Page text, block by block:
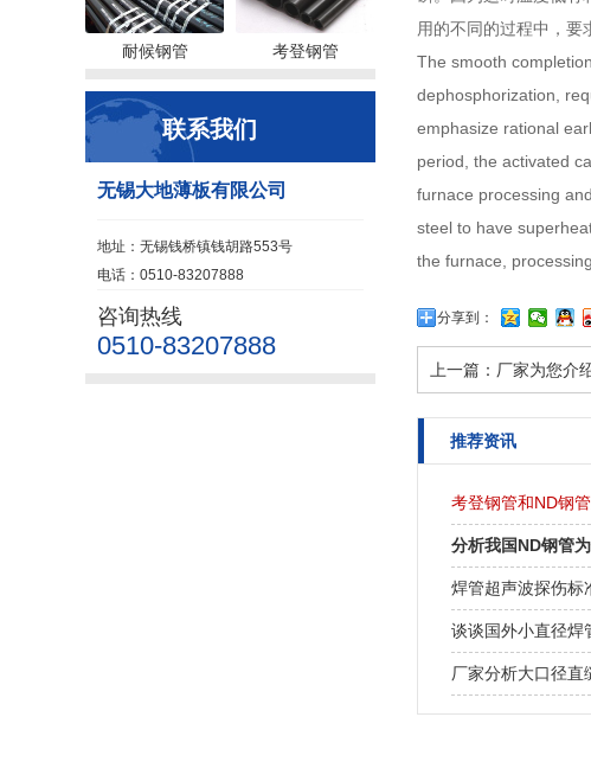
耐候钢管 考登钢管
联系我们
无锡大地薄板有限公司
地址：无锡钱桥镇钱胡路553号
电话：0510-83207888
咨询热线
0510-83207888
用的不同的过程中，要
The smooth
dephosphorization,
emphasize rational
period, the activated
furnace processing
steel to have
the furnace,
分享到：
上一篇： 厂家为您介
推荐资讯
考登钢管和ND钢
分析我国ND钢管
焊管超声波探伤标
谈谈国外小直径焊
厂家分析大口径直